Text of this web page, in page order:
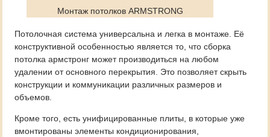
Монтаж потолков ARMSTRONG
Потолочная система универсальна и легка в монтаже. Её
конструктивной особенностью является то, что сборка
потолка армстронг может производиться на любом
удалении от основного перекрытия. Это позволяет скрыть
конструкции и коммуникации различных размеров и
объемов.
Кроме того, есть унифицированные плиты, в которые уже
вмонтированы элементы кондиционирования,